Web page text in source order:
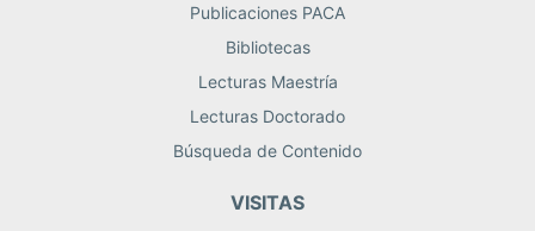
Publicaciones PACA
Bibliotecas
Lecturas Maestría
Lecturas Doctorado
Búsqueda de Contenido
VISITAS